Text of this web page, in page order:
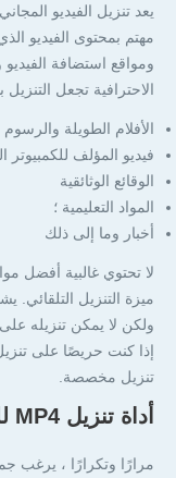
يعد تنزيل الفيديو
مهتم بمحتوى الفيديو
ومواقع استضافة الفيديو
الاحترافية تجعل
الأفلام الطويلة
فيديو المؤلف
الوقائع الوثائقية
المواد التعليمية ؛
أخبار وما إلى ذلك
لا تحتوي غالبية أفضل
ميزة التنزيل التلقائي.
ولكن لا يمكن تنزيله
إذا كنت حريصًا على
تنزيل مخصصة.
أداة تنزيل MP4 للحصول على جودة فيديو ممتازة
مرارًا وتكرارًا ، يرغب